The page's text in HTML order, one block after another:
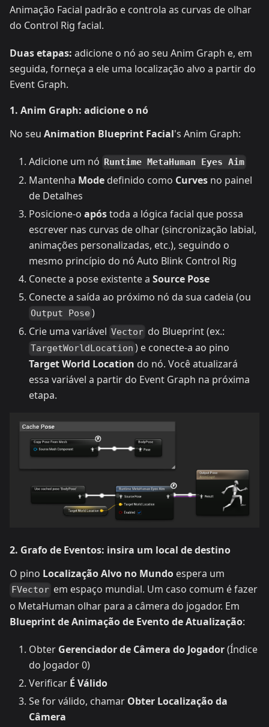
Animação Facial padrão e controla as curvas de olhar
do Control Rig facial.
Duas etapas: adicione o nó ao seu Anim Graph e, em
seguida, forneça a ele uma localização alvo a partir do
Event Graph.
1. Anim Graph: adicione o nó
No seu Animation Blueprint Facial's Anim Graph:
Adicione um nó Runtime MetaHuman Eyes Aim
Mantenha Mode definido como Curves no painel
de Detalhes
Posicione-o apóstoda a lógica facial que possa
escrever nas curvas de olhar (sincronização labial,
animações personalizadas, etc.), seguindo o
mesmo princípio do nó Auto Blink Control Rig
Conecte a pose existente a Source Pose
Conecte a saída ao próximo nó da sua cadeia (ou
Output Pose )
Crie uma variável Vector do Blueprint (ex.:
TargetWorldLocation ) e conecte-a ao pino
Target World Location do nó. Você atualizará
essa variável a partir do Event Graph na próxima
etapa.
2. Grafo de Eventos: insira um local de destino
O pino Localização Alvo no Mundo espera um
FVector em espaço mundial. Um caso comum é fazer
o MetaHuman olhar para a câmera do jogador. Em
Blueprint de Animação de Evento de Atualização:
Obter Gerenciador de Câmera do Jogador(Índice
do Jogador 0)
Verificar É Válido
Se for válido, chamar Obter Localização da
Câmera